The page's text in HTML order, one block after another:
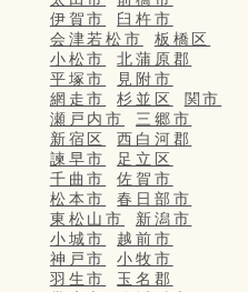
伊賀市
臼杵市
会津若松市
板橋区
小松市
北蒲原郡
平塚市
見附市
網走市
杉並区
関市
瀬戸内市
三郷市
新宿区
西白河郡
諫早市
足立区
千曲市
佐賀市
松本市
春日部市
東松山市
新潟市
小城市
越前市
神戸市
小牧市
羽生市
玉名郡